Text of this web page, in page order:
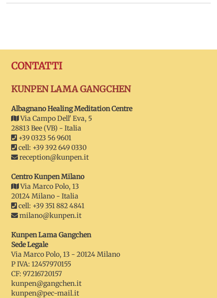
CONTATTI
KUNPEN LAMA GANGCHEN
Albagnano Healing Meditation Centre
Via Campo Dell' Eva, 5
28813 Bee (VB) - Italia
+39 0323 56 9601
cell: +39 392 649 0330
reception@kunpen.it
Centro Kunpen Milano
Via Marco Polo, 13
20124 Milano - Italia
cell: +39 351 882 4841
milano@kunpen.it
Kunpen Lama Gangchen
Sede Legale
Via Marco Polo, 13 - 20124 Milano
P IVA: 12457970155
CF: 97216720157
kunpen@gangchen.it
kunpen@pec-mail.it